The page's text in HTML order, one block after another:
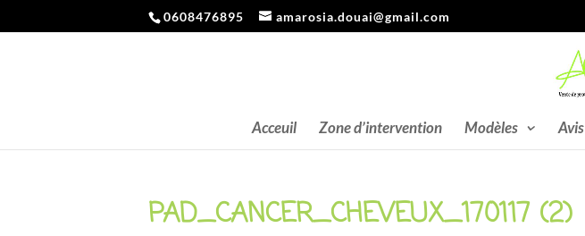
0608476895 amarosia.douai@gmail.com
Acceuil Zone d’intervention Modèles Avis
PAD_CANCER_CHEVEUX_170117 (2)